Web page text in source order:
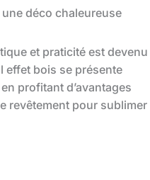
déco chaleureuse
et praticité est devenu
effet bois se présente
profitant d’avantages
revêtement pour sublimer